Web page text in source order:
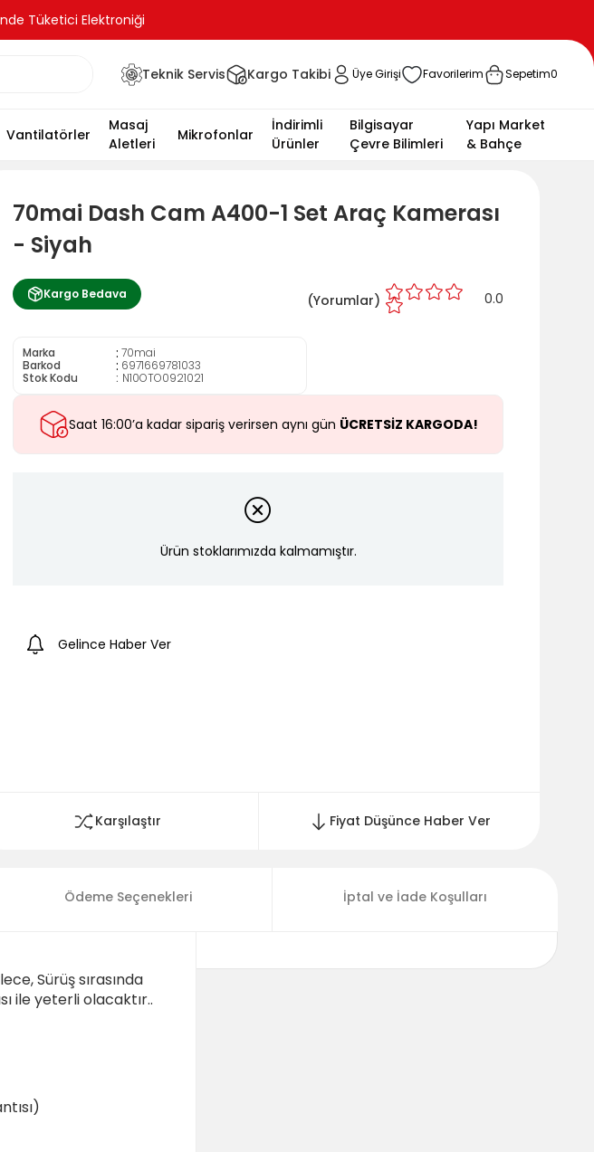
Tüketici Elektroniği
Teknik Servis Kargo Takibi Üye Girişi Favorilerim Sepetim0
Vantilatörler
Masaj
Aletleri
Mikrofonlar
İndirimli
Ürünler
Bilgisayar
Çevre Bilimleri
Yapı Market
& Bahçe
70mai Dash Cam A400-1 Set Araç Kamerası
- Siyah
Kargo Bedava (Yorumlar) 0.0
Marka : 70mai
Barkod
: 6971669781033
Stok Kodu
N10OTO0921021
Saat 16:00’a kadar sipariş verirsen aynı gün ÜCRETSİZ KARGODA!
Ürün stoklarımızda kalmamıştır.
Gelince Haber Ver
Karşılaştır Fiyat Düşünce Haber Ver
Ödeme Seçenekleri İptal ve İade Koşulları
Sürüş sırasında
ile yeterli olacaktır..